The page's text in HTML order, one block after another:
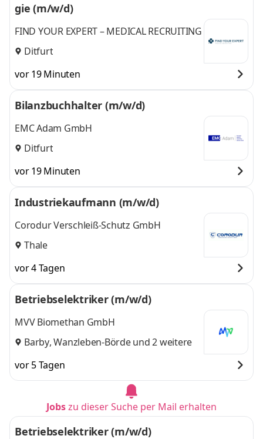
gie (m/w/d)
FIND YOUR EXPERT – MEDICAL RECRUITING
Ditfurt
vor 19 Minuten
Bilanzbuchhalter (m/w/d)
EMC Adam GmbH
Ditfurt
vor 19 Minuten
Industriekaufmann (m/w/d)
Corodur Verschleiß-Schutz GmbH
Thale
vor 4 Tagen
Betriebselektriker (m/w/d)
MVV Biomethan GmbH
Barby,Wanzleben-Bördeund 2 weitere
vor 5 Tagen
Jobszu dieser Suche per Mail erhalten
Betriebselektriker (m/w/d)